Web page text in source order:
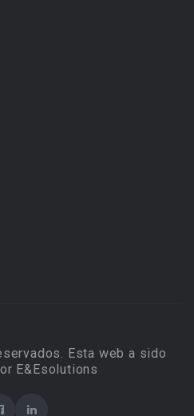
Esta web a sido
E&Esolutions